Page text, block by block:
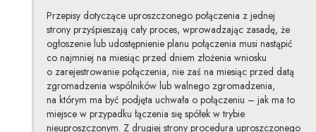
Przepisy dotyczące uproszczonego połączenia z jednej
strony przyśpieszają cały proces, wprowadzając zasadę, że
ogłoszenie lub udostępnienie planu połączenia musi nastąpić
co najmniej na miesiąc przed dniem złożenia wniosku
o zarejestrowanie połączenia, nie zaś na miesiąc przed datą
zgromadzenia wspólników lub walnego zgromadzenia,
na którym ma być podjęta uchwała o połączeniu – jak ma to
miejsce w przypadku łączenia się spółek w trybie
nieuproszczonym. Z drugiej strony procedura uproszczonego